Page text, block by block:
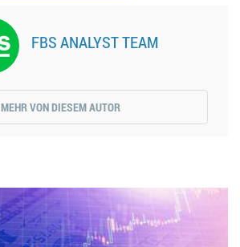
FBS ANALYST TEAM
MEHR VON DIESEM AUTOR